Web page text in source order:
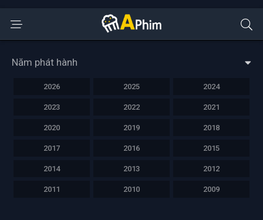
Năm phát hành
2026 2025 2024
2023 2022 2021
2020 2019 2018
2017 2016 2015
2014 2013 2012
2011 2010 2009